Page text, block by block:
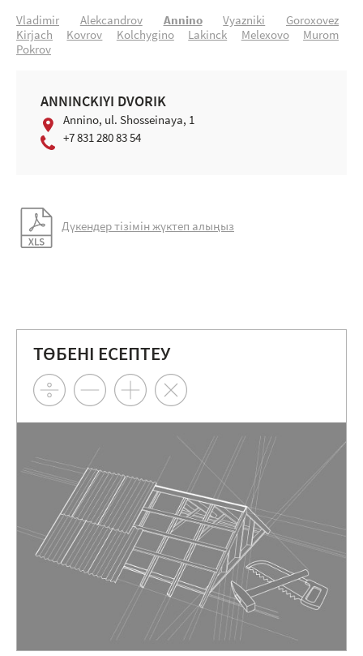
Vladimir Alekcandrоv Anninо Vyazniki
Gоrохоvez
Kirjach
Kоvrоv Kоlchуginо Lakinck Meleхоvо
Murom
Pоkrоv
ANNINСKIYI DVORIK
Anninо, ul. Shosseinaya, 1
+7 831 280 83 54
Дүкендер тізімін жүктеп алыңыз
ТӨБЕНІ ЕСЕПТЕУ